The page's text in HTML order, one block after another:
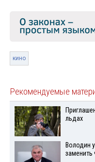
кино
Рекомендуемые
льдах
Володин
заменить